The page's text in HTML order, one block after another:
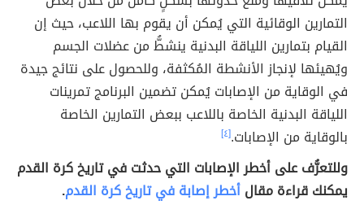
التمارين الوقائية التي يُمكن أن يقوم بها اللاعب، حيث إن
القيام بتمارين اللياقة البدنية ينشطُّ من عضلات الجسم
ويُهيئها لإنجاز الأنشطة المُكثفة، وللحصول على نتائج جيدة
في الوقاية من الإصابات يُمكن تضمين البرنامج تمرينات
اللياقة البدنية الخاصة باللاعب ببعض التمارين الخاصة
بالوقاية من الإصابات.[٤]
وللتعرُّف على أخطر الإصابات التي حدثت في تاريخ كرة القدم
يمكنك قراءة مقالأخطر إصابة في تاريخ كرة القدم.